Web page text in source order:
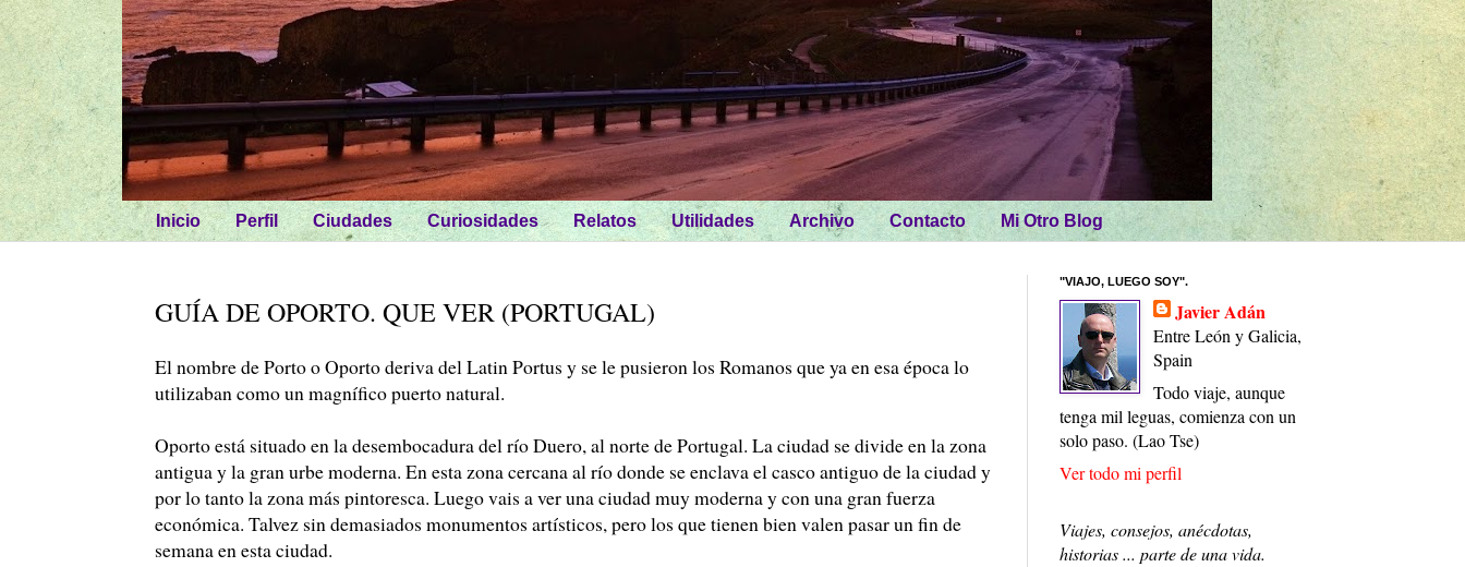
Inicio Perfil Ciudades Curiosidades Relatos Utilidades Archivo Contacto Mi Otro Blog
GUÍA DE OPORTO. QUE VER (PORTUGAL)
El nombre de Porto o Oporto deriva del Latin Portus y se le pusieron los Romanos que ya en esa época lo
utilizaban como un magnífico puerto natural.
Oporto está situado en la desembocadura del río Duero, al norte de Portugal. La ciudad se divide en la zona
antigua y la gran urbe moderna. En esta zona cercana al río donde se enclava el casco antiguo de la ciudad y
por lo tanto la zona más pintoresca. Luego vais a ver una ciudad muy moderna y con una gran fuerza
económica. Talvez sin demasiados monumentos artísticos, pero los que tienen bien valen pasar un fin de
semana en esta ciudad.
"VIAJO, LUEGO SOY".
Javier Adán
Entre León y Galicia,
Spain
Todo viaje, aunque
tenga mil leguas, comienza con un
solo paso. (Lao Tse)
Ver todo mi perfil
Viajes, consejos, anécdotas,
historias ... parte de una vida.